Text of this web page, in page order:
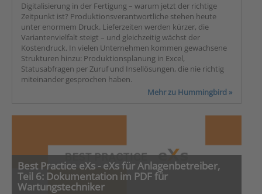
Digitalisierung in der Fertigung – warum jetzt der richtige
Zeitpunkt ist? Produktionsverantwortliche stehen heute
unter enormem Druck. Lieferzeiten werden kürzer, die
Variantenvielfalt steigt – und gleichzeitig wächst der
Kostendruck. In vielen Unternehmen kommen gewachsene
Strukturen hinzu: Produktionsplanung in Excel,
Statusabfragen per Zuruf und Insellösungen, die nie richtig
miteinander gesprochen haben.
Mehr zu Hummingbird »
Best Practice eXs - eXs für Anlagenbetreiber,
Teil 6: Dokumentation im PDF für
Wartungstechniker